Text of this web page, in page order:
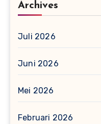
Archives
Juli 2026
Juni 2026
Mei 2026
Februari 2026